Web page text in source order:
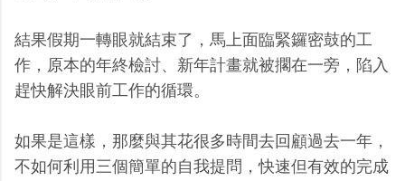
結果假期一轉眼就結束了，馬上面臨緊鑼密鼓的工
作，原本的年終檢討、新年計畫就被擱在一旁，陷入
趕快解決眼前工作的循環。
如果是這樣，那麼與其花很多時間去回顧過去一年，
不如何利用三個簡單的自我提問，快速但有效的完成